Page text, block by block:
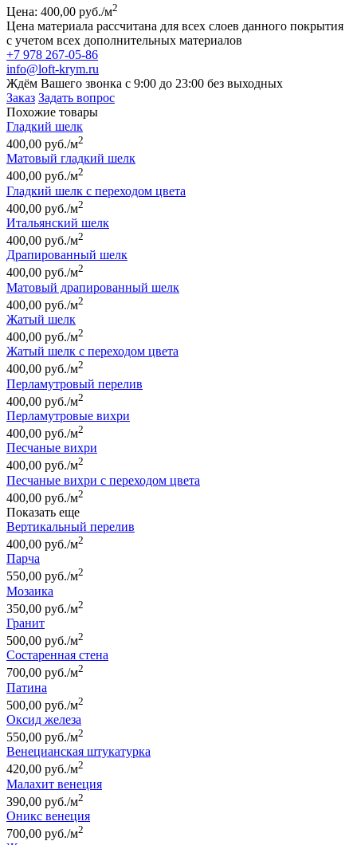
Цена: 400,00 руб./м2
Цена материала рассчитана для всех слоев данного покрытия
с учетом всех дополнительных материалов
+7 978 267-05-86
info@loft-krym.ru
Ждём Вашего звонка с 9:00 до 23:00 без выходных
Заказ Задать вопрос
Похожие товары
Гладкий шелк
400,00 руб./м2
Матовый гладкий шелк
400,00 руб./м2
Гладкий шелк с переходом цвета
400,00 руб./м2
Итальянский шелк
400,00 руб./м2
Драпированный шелк
400,00 руб./м2
Матовый драпированный шелк
400,00 руб./м2
Жатый шелк
400,00 руб./м2
Жатый шелк с переходом цвета
400,00 руб./м2
Перламутровый перелив
400,00 руб./м2
Перламутровые вихри
400,00 руб./м2
Песчаные вихри
400,00 руб./м2
Песчаные вихри с переходом цвета
400,00 руб./м2
Показать еще
Вертикальный перелив
400,00 руб./м2
Парча
550,00 руб./м2
Мозаика
350,00 руб./м2
Гранит
500,00 руб./м2
Состаренная стена
700,00 руб./м2
Патина
500,00 руб./м2
Оксид железа
550,00 руб./м2
Венецианская штукатурка
420,00 руб./м2
Малахит венеция
390,00 руб./м2
Оникс венеция
700,00 руб./м2